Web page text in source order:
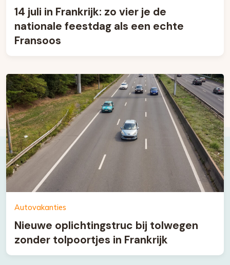
14 juli in Frankrijk: zo vier je de
nationale feestdag als een echte
Fransoos
Autovakanties
Nieuwe oplichtingstruc bij tolwegen
zonder tolpoortjes in Frankrijk